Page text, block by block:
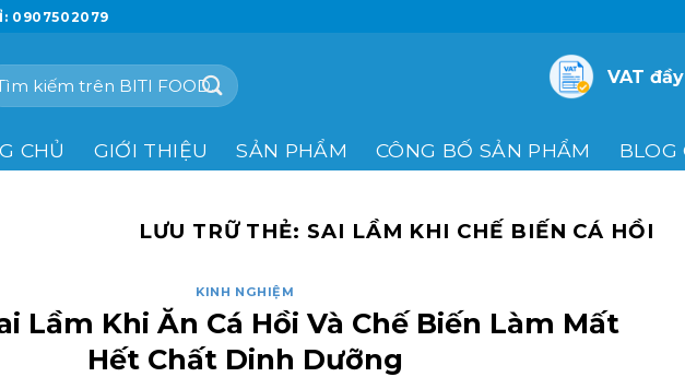
0907502079
VAT
CHỦ GIỚI THIỆU SẢN PHẨM CÔNG BỐ SẢN PHẨM BLOG
LƯU TRỮ THẺ: SAI LẦM KHI CHẾ BIẾN CÁ HỒI
KINH NGHIỆM
Lầm Khi Ăn Cá Hồi Và Chế Biến Làm Mất
Hết Chất Dinh Dưỡng